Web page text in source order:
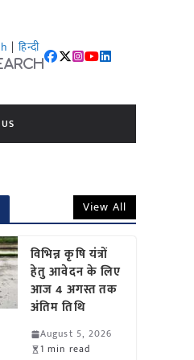
| हिन्दी
View All
विभिन्न कृषि यंत्रों
हेतु आवेदन के लिए
आज 4 अगस्त तक
अंतिम तिथि
August 5, 2026
1 min read